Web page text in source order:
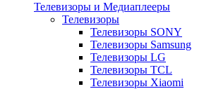
Телевизоры и Медиаплееры
Телевизоры
Телевизоры SONY
Телевизоры Samsung
Телевизоры LG
Телевизоры TCL
Телевизоры Xiaomi